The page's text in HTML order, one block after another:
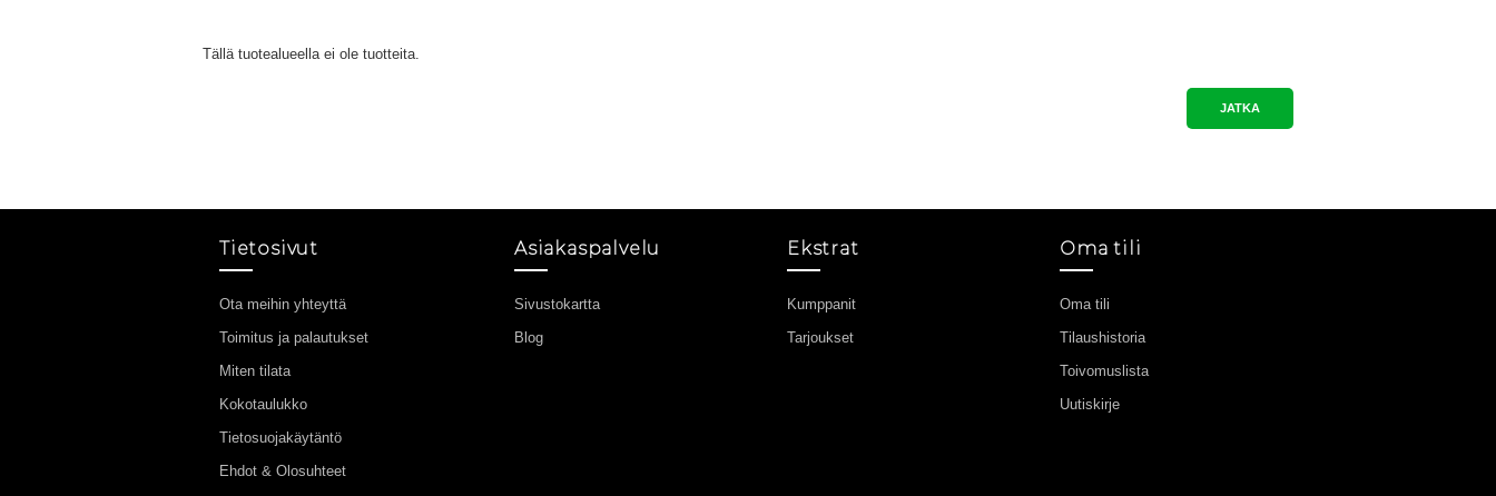
Tällä tuotealueella ei ole tuotteita.
JATKA
Tietosivut
Ota meihin yhteyttä
Toimitus ja palautukset
Miten tilata
Kokotaulukko
Tietosuojakäytäntö
Ehdot & Olosuhteet
Asiakaspalvelu
Sivustokartta
Blog
Ekstrat
Kumppanit
Tarjoukset
Oma tili
Oma tili
Tilaushistoria
Toivomuslista
Uutiskirje